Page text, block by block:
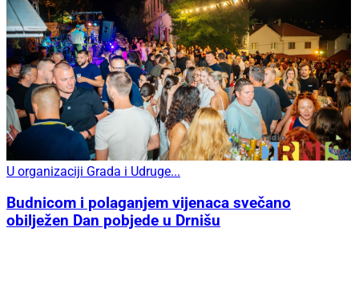
U organizaciji Grada i Udruge...
Budnicom i polaganjem vijenaca svečano
obilježen Dan pobjede u Drnišu